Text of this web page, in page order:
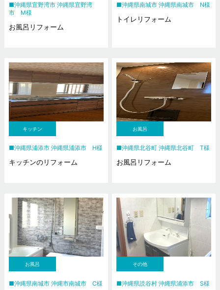
沖縄県宜野湾市 沖縄県宜野湾
市 M様
お風呂リフォーム
沖縄県南城市 沖縄県南城市 N様
トイレリフォーム
キッチン
沖縄県浦添市 沖縄県浦添市 H様
キッチンのリフォーム
お風呂
沖縄県北谷町 沖縄県北谷町 T様
お風呂リフォーム
お風呂
沖縄県南城市 沖縄市南城市 C様
その他
沖縄県読谷村 沖縄県浦添市 S様